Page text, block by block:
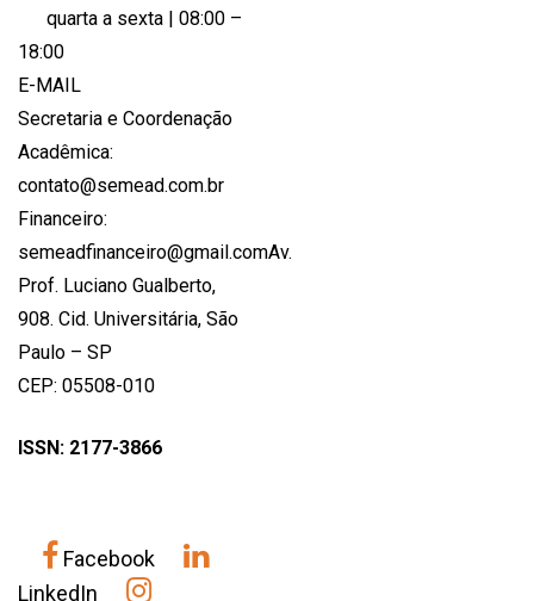
quarta a sexta | 08:00 –
18:00
E-MAIL
Secretaria e Coordenação
Acadêmica:
contato@semead.com.br
Financeiro:
semeadfinanceiro@gmail.comAv.
Prof. Luciano Gualberto,
908. Cid. Universitária, São
Paulo – SP
CEP: 05508-010
ISSN: 2177-3866
Facebook
LinkedIn